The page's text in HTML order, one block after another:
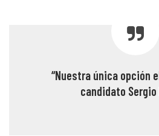
“Nuestra única opción
candidato Sergio